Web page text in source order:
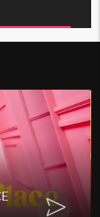
- DOS DE